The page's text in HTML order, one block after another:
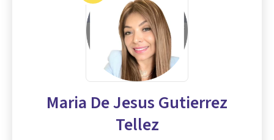
Maria De Jesus Gutierrez
Tellez